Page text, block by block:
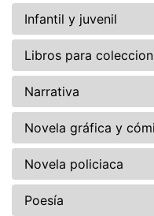
Infantil y juvenil
Libros para
Narrativa
Novela gráfica y
Novela policiaca
Poesía